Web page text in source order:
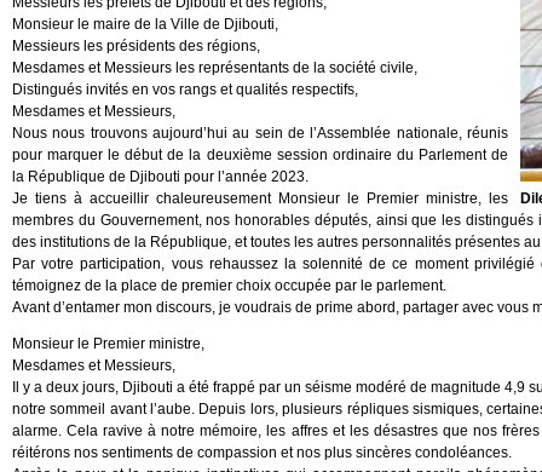
Monsieur le maire de la Ville de Djibouti,
Messieurs les présidents des régions,
Mesdames et Messieurs les représentants de la société civile,
Distingués invités en vos rangs et qualités respectifs,
Mesdames et Messieurs,
Nous nous trouvons aujourd’hui au sein de l’Assemblée nationale, réunis
pour marquer le début de la deuxième session ordinaire du Parlement de
la République de Djibouti pour l’année 2023.
Je tiens à accueillir chaleureusement Monsieur le Premier ministre, les
membres du Gouvernement, nos honorables députés, ainsi que les
des institutions de la République, et toutes les autres personnalités présentes
Par votre participation, vous rehaussez la solennité de ce moment
témoignez de la place de premier choix occupée par le parlement.
Avant d’entamer mon discours, je voudrais de prime abord, partager avec vous
Monsieur le Premier ministre,
Mesdames et Messieurs,
Il y a deux jours, Djibouti a été frappé par un séisme modéré de magnitude 4,9
notre sommeil avant l’aube. Depuis lors, plusieurs répliques sismiques,
alarme. Cela ravive à notre mémoire, les affres et les désastres que nos
réitérons nos sentiments de compassion et nos plus sincères condoléances.